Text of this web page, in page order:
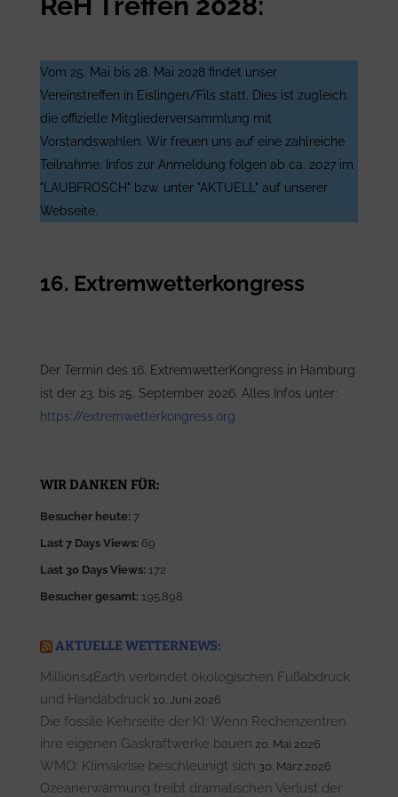
Vom 25. Mai bis 28. Mai 2028 findet unser
Vereinstreffen in Eislingen/Fils statt. Dies ist zugleich
die offizielle Mitgliederversammlung mit
Vorstandswahlen. Wir freuen uns auf eine zahlreiche
Teilnahme. Infos zur Anmeldung folgen ab ca. 2027 im
"LAUBFROSCH" bzw. unter "AKTUELL" auf unserer
Webseite.
16. Extremwetterkongress
Der Termin des 16. ExtremwetterKongress in Hamburg
ist der 23. bis 25. September 2026. Alles Infos unter:
https://extremwetterkongress.org
WIR DANKEN FÜR:
Besucher heute: 7
Last 7 Days Views: 69
Last 30 Days Views: 172
Besucher gesamt: 195.898
AKTUELLE WETTERNEWS:
Millions4Earth verbindet ökologischen Fußabdruck
und Handabdruck 10. Juni 2026
Die fossile Kehrseite der KI: Wenn Rechenzentren
ihre eigenen Gaskraftwerke bauen 20. Mai 2026
WMO: Klimakrise beschleunigt sich 30. März 2026
Ozeanerwärmung treibt dramatischen Verlust der